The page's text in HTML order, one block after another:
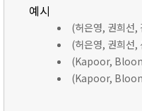
예시
(허은영, 권희선
(허은영, 권희선
(Kapoor,
(Kapoor,